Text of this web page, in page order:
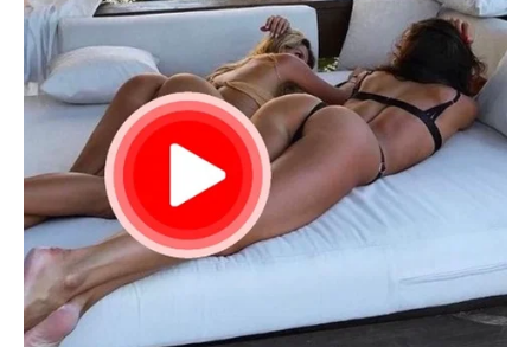
Procedure:
Pomiješajte kvasac s toplom vodom, dodajte šećer i dobro
promiješajte. Ostavite smjesu da odstoji na toplom dva sata.